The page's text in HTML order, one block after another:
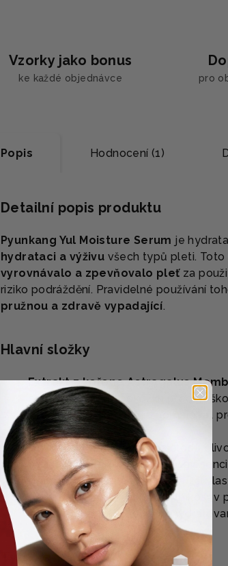
Vzorky jako bonus
ke každé objednávce pro
Popis Hodnocení (1)
Detailní popis produktu
Pyunkang Yul Moisture Serum je
hydrataci a výživu všech typů pleti.
vyrovnávalo a zpevňovalo pleťza
riziko podráždění. Pravidelné používání
pružnou a zdravě vypadající.
Hlavní složky
Extrakt z kořene Astragalus
pomáhají chránit pokožku před
antioxidanty pomáhají zpomalovat
vzhled.
Olivový olej:získává se z plodů
bohatý na vitaminy, minerály a
výjimečné hydratační a vyživující
Arginin: pomáhá udržovat vlhkost v
Je vhodný pro suchou a
Typ pleti